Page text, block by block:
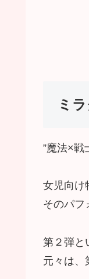
ミ
”魔法×戦
女児向け
そのパフ
第２弾と
元々は、